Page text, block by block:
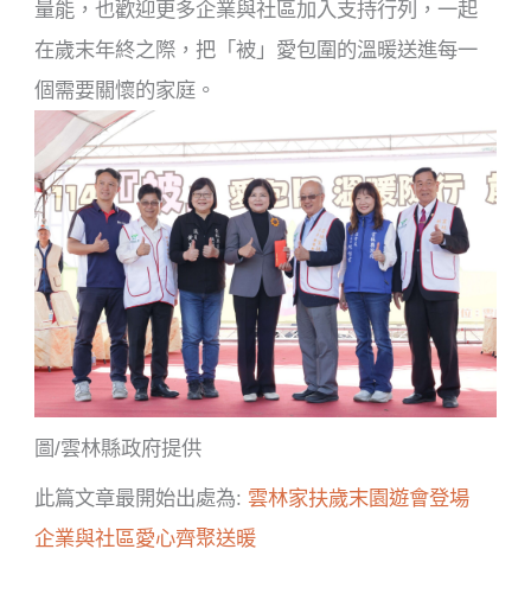
量能，也歡迎更多企業與社區加入支持行列，一起
在歲末年終之際，把「被」愛包圍的溫暖送進每一
個需要關懷的家庭。
圖/雲林縣政府提供
此篇文章最開始出處為: 雲林家扶歲末園遊會登場
企業與社區愛心齊聚送暖